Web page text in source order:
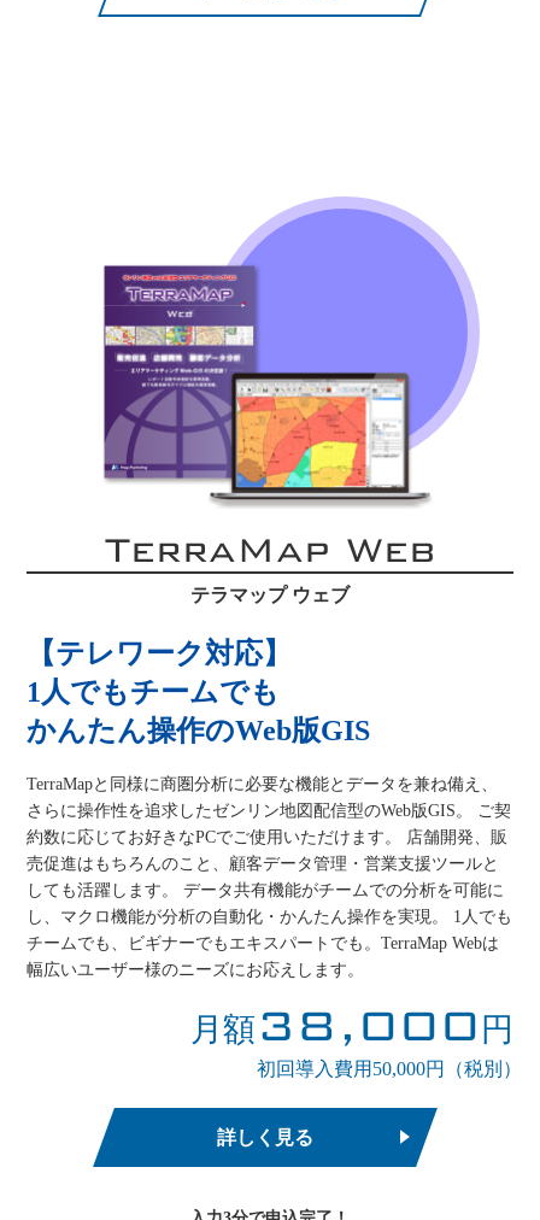
TerraMap Web
テラマップ ウェブ
【テレワーク対応】
1人でもチームでも
かんたん操作のWeb版GIS
TerraMapと同様に商圏分析に必要な機能とデータを兼ね備え、
さらに操作性を追求したゼンリン地図配信型のWeb版GIS。 ご契
約数に応じてお好きなPCでご使用いただけます。 店舗開発、販
売促進はもちろんのこと、顧客データ管理・営業支援ツールと
しても活躍します。 データ共有機能がチームでの分析を可能に
し、マクロ機能が分析の自動化・かんたん操作を実現。 1人でも
チームでも、ビギナーでもエキスパートでも。TerraMap Webは
幅広いユーザー様のニーズにお応えします。
月額38,000 円
初回導入費用50,000円（税別）
詳しく見る